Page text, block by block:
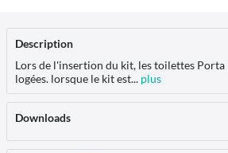
Description
Lors de l'insertion du kit, les toilettes
logées. lorsque le kit est... plus
Downloads